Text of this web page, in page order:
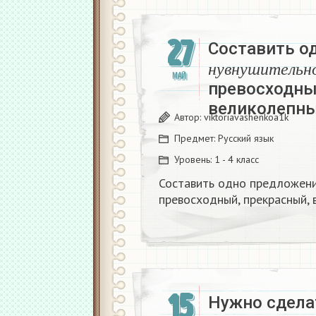
27
МАЙ
Составить
н у в н у ш и т е л ь н
нувнушите
Автор: viktoriavashenkoa1k
Предмет: Русский язык
Уровень: 1 - 4 класс
Составить одно
превосходный, прекрасный,
Нужно